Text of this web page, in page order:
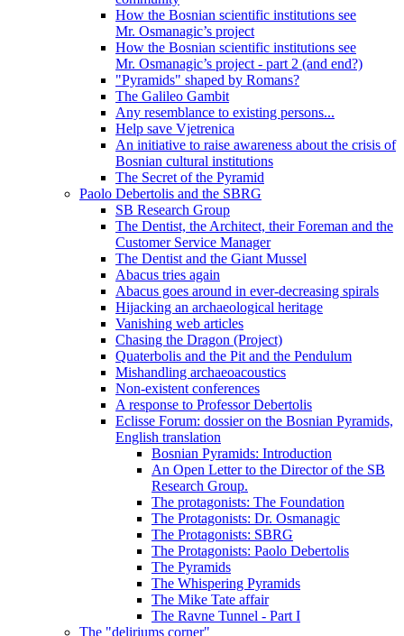
How the Bosnian scientific institutions see
Mr. Osmanagic’s project
How the Bosnian scientific institutions see
Mr. Osmanagic’s project - part 2 (and end?)
"Pyramids" shaped by Romans?
The Galileo Gambit
Any resemblance to existing persons...
Help save Vjetrenica
An initiative to raise awareness about the crisis of
Bosnian cultural institutions
The Secret of the Pyramid
Paolo Debertolis and the SBRG
SB Research Group
The Dentist, the Architect, their Foreman and the
Customer Service Manager
The Dentist and the Giant Mussel
Abacus tries again
Abacus goes around in ever-decreasing spirals
Hijacking an archaeological heritage
Vanishing web articles
Chasing the Dragon (Project)
Quaterbolis and the Pit and the Pendulum
Mishandling archaeoacoustics
Non-existent conferences
A response to Professor Debertolis
Eclisse Forum: dossier on the Bosnian Pyramids,
English translation
Bosnian Pyramids: Introduction
An Open Letter to the Director of the SB
Research Group.
The protagonists: The Foundation
The Protagonists: Dr. Osmanagic
The Protagonists: SBRG
The Protagonists: Paolo Debertolis
The Pyramids
The Whispering Pyramids
The Mike Tate affair
The Ravne Tunnel - Part I
The "deliriums corner"